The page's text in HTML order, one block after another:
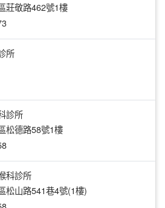
莊敬路462號1樓
所
診所
松德路58號1樓
科診所
松山路541巷4號(1樓)